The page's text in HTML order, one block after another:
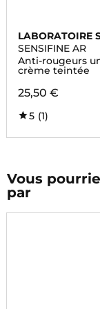
LABORATOIRE
SENSIFINE AR
Anti-rougeurs
crème teintée
25,50 €
5 (1)
Vous
par